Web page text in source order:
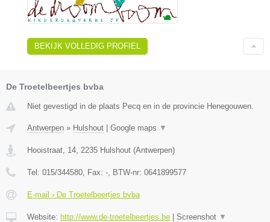
BEKIJK VOLLEDIG PROFIEL
De Troetelbeertjes bvba
Niet gevestigd in de plaats Pecq en in de provincie Henegouwen.
Antwerpen » Hulshout Google maps ▼
Hooistraat, 14 2235 Hulshout (Antwerpen)
Tel: 015/344580 , Fax: - , BTW-nr: 0641899577
E-mail › De Troetelbeertjes bvba
Website: http://www.de-troetelbeertjes.be Screenshot ▼